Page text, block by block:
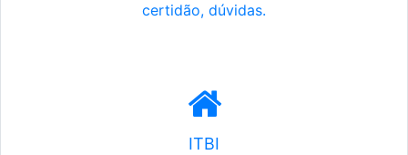
certidão, dúvidas.
ITBI